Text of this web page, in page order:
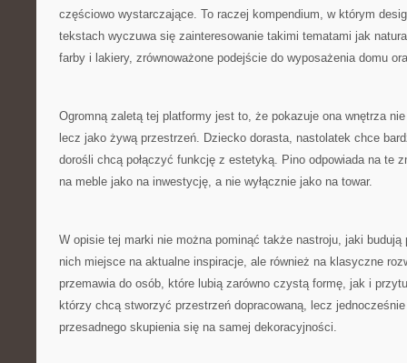
częściowo wystarczające. To raczej kompendium, w którym
tekstach wyczuwa się zainteresowanie takimi tematami jak
farby i lakiery, zrównoważone podejście do wyposażenia domu
Ogromną zaletą tej platformy jest to, że pokazuje ona wnętrza
lecz jako żywą przestrzeń. Dziecko dorasta, nastolatek chce
dorośli chcą połączyć funkcję z estetyką. Pino odpowiada na te
na meble jako na inwestycję, a nie wyłącznie jako na towar.
W opisie tej marki nie można pominąć także nastroju, jaki
nich miejsce na aktualne inspiracje, ale również na klasyczne
przemawia do osób, które lubią zarówno czystą formę, jak i
którzy chcą stworzyć przestrzeń dopracowaną, lecz
przesadnego skupienia się na samej dekoracyjności.